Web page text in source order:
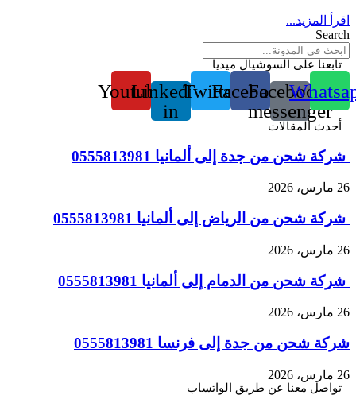
اقرأ المزيد...
Search
تابعنا على السوشيال ميديا
Facebook-
messenger
Facebook
Twitter
Linkedin-
in
Youtube
أحدث المقالات
شركة شحن من جدة إلى ألمانيا 0555813981
26 مارس، 2026
شركة شحن من الرياض إلى ألمانيا 0555813981
26 مارس، 2026
شركة شحن من الدمام إلى ألمانيا 0555813981
26 مارس، 2026
شركة شحن من جدة إلى فرنسا 0555813981
26 مارس، 2026
تواصل معنا عن طريق الواتساب